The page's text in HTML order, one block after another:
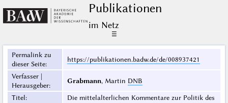
Publikationen
im Netz
☰
Permalink zu
dieser Seite:
https://publikationen.badw.de/de/008937421
Verfasser |
Herausgeber:
Grabmann, Martin DNB
Titel:
Die mittelalterlichen Kommentare zur Politik des